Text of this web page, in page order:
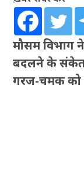
मौसम विभाग
बदलने के संकेत
गरज-चमक को